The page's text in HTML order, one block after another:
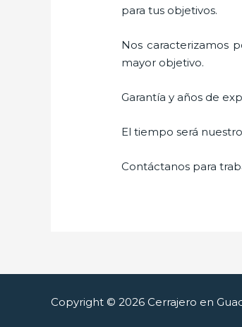
para tus objetivos.
Nos caracterizamos
mayor objetivo.
Garantía y años de
El tiempo será
Contáctanos para
Copyright © 2026 Cerrajero en